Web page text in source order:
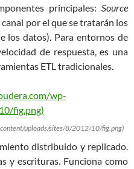
principales: Source
canal por el que se tratarán los
los datos). Para entornos de
de respuesta, es una
ETL tradicionales.
uploads/sites/8/2012/10/fig.png)
distribuido y replicado.
y escrituras. Funciona como